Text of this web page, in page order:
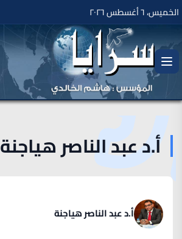
الخميس، ٦ أغسطس ٢٠٢٦
أ.د عبد الناصر هياجنة
أ.د عبد الناصر هياجنة